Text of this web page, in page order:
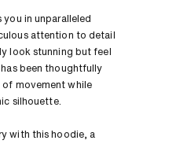
in unparalleled
attention to detail
look stunning but feel
been thoughtfully
movement while
silhouette.
with this hoodie, a